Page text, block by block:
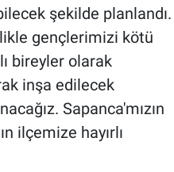
şekilde planlandı.
gençlerimizi kötü
bireyler olarak
inşa edilecek
Sapanca'mızın
ilçemize hayırlı